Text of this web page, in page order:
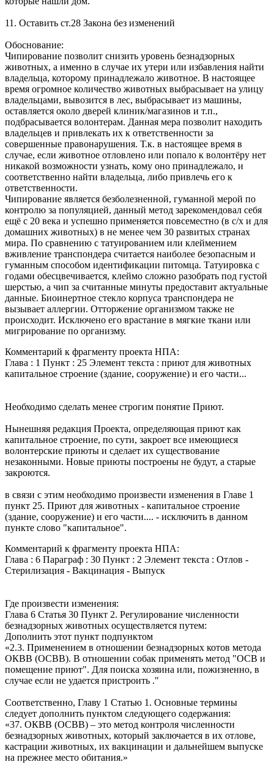
11. Оставить ст.28 Закона без изменений
Обоснование:
Чипирование позволит снизить уровень безнадзорных
животных, а именно в случае их утери или избавления найти
владельца, которому принадлежало животное. В настоящее
время огромное количество животных выбрасывает на улицу
владельцами, вывозится в лес, выбрасывает из машины,
оставляется около дверей клиник/магазинов и т.п.,
подбрасывается волонтерам. Данная мера позволит находить
владельцев и привлекать их к ответственности за
совершенные правонарушения. Т.к. в настоящее время в
случае, если животное отловлено или попало к волонтёру нет
никакой возможности узнать, кому оно принадлежало, и
соответственно найти владельца, либо привлечь его к
ответственности.
Чипирование является безболезненной, гуманной мерой по
контролю за популяцией, данный метод зарекомендовал себя
ещё с 20 века и успешно применяется повсеместно (в с/х и для
домашних животных) в не менее чем 30 развитых странах
мира. По сравнению с татуированием или клеймением
вживление транспондера считается наиболее безопасным и
гуманным способом идентификации питомца. Татуировка с
годами обесцвечивается, клеймо сложно разобрать под густой
шерстью, а чип за считанные минуты предоставит актуальные
данные. Биоинертное стекло корпуса транспондера не
вызывает аллергии. Отторжение организмом также не
происходит. Исключено его врастание в мягкие ткани или
мигрирование по организму.
Комментарий к фрагменту проекта НПА:
Глава : 1 Пункт : 25 Элемент текста : приют для животных
капитальное строение (здание, сооружение) и его части...
Необходимо сделать менее строгим понятие Приют.
Нынешняя редакция Проекта, определяющая приют как
капитальное строение, по сути, закроет все имеющиеся
волонтерские приюты и сделает их существование
незаконными. Новые приюты построены не будут, а старые
закроются.
в связи с этим необходимо произвести изменения в Главе 1
пункт 25. Приют для животных - капитальное строение
(здание, сооружение) и его части.... - исключить в данном
пункте слово "капитальное".
Комментарий к фрагменту проекта НПА:
Глава : 6 Параграф : 30 Пункт : 2 Элемент текста : Отлов -
Стерилизация - Вакцинация - Выпуск
Где произвести изменения:
Глава 6 Статья 30 Пункт 2. Регулирование численности
безнадзорных животных осуществляется путем:
Дополнить этот пункт подпунктом
«2.3. Применением в отношении безнадзорных котов метода
ОКВВ (ОСВВ). В отношении собак применять метод "ОСВ и
помещение приют". Для поиска хозяина или, пожизненно, в
случае если не удается пристроить ."
Соответственно, Главу 1 Статью 1. Основные термины
следует дополнить пунктом следующего содержания:
«37. ОКВВ (ОСВВ) – это метод контроля численности
безнадзорных животных, который заключается в их отлове,
кастрации животных, их вакцинации и дальнейшем выпуске
на прежнее место обитания.»